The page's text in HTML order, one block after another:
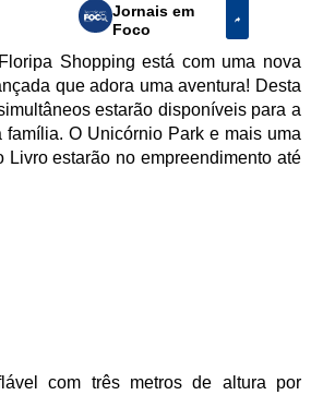
Jornais em
Foco
Shopping está com uma nova
que adora uma aventura! Desta
estarão disponíveis para a
família. O Unicórnio Park e mais uma
Livro estarão no empreendimento até
com três metros de altura por